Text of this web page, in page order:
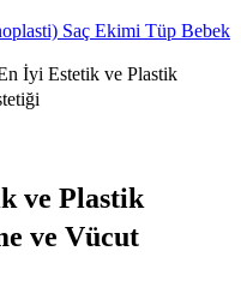
Saç Ekimi Tüp Bebek
İyi Estetik ve Plastik
ve Plastik
ve Vücut